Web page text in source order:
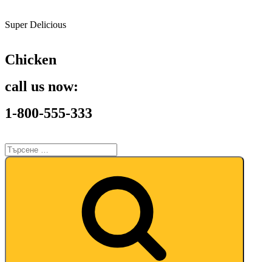
Super Delicious
Chicken
call us now:
1-800-555-333